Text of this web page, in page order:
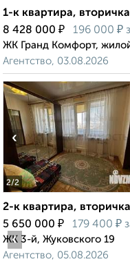
1-к квартира,
8 428 000 ₽ 196 000 ₽
ЖК Гранд Комфорт,
Агентство, 03.08.2026
2/2
‹
2-к квартира,
5 650 000 ₽ 179 400 ₽
ЖК 3-й, Жуковского 19
Агентство, 05.08.2026
‹